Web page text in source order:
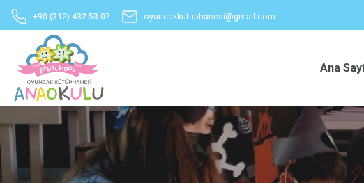
+90 (312) 432 53 07 oyuncakkutuphanesi@gmail.com
Ana